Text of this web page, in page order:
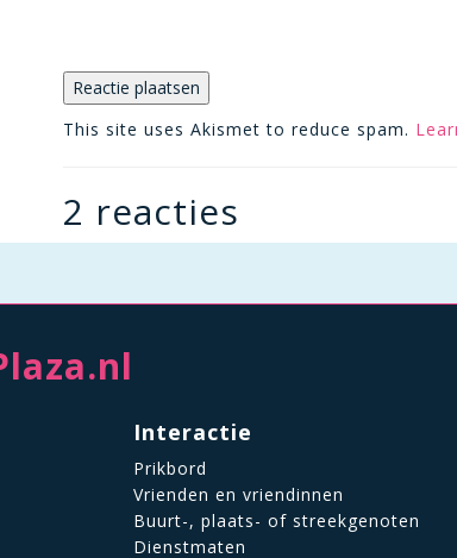
This site uses Akismet to reduce spam.
2 reacties
Interactie
Prikbord
Vrienden en vriendinnen
Buurt-, plaats- of streekgenoten
Dienstmaten